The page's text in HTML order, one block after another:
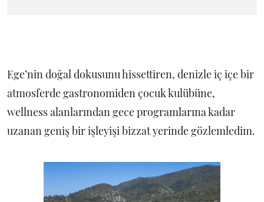
Ege’nin doğal dokusunu hissettiren, denizle iç içe bir
atmosferde gastronomiden çocuk kulübüne,
wellness alanlarından gece programlarına kadar
uzanan geniş bir işleyişi bizzat yerinde gözlemledim.